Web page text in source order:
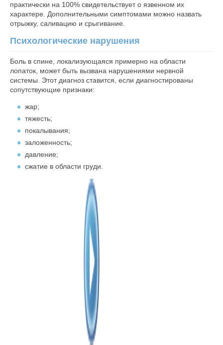
практически на 100% свидетельствует о язвенном их
характере. Дополнительными симптомами можно назвать
отрыжку, саливацию и срыгивание.
Психологические нарушения
Боль в спине, локализующаяся примерно на области
лопаток, может быть вызвана нарушениями нервной
системы. Этот диагноз ставится, если диагностированы
сопутствующие признаки:
жар;
тяжесть;
покалывания;
заложенность;
давление;
сжатие в области груди.